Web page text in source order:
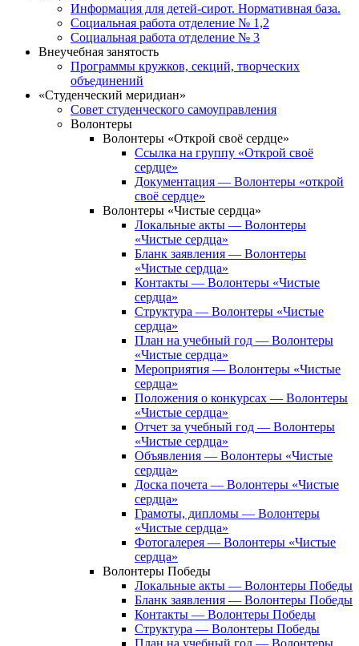
Информация для детей-сирот. Нормативная база.
Социальная работа отделение № 1,2
Социальная работа отделение № 3
Внеучебная занятость
Программы кружков, секций, творческих
объединений
«Студенческий меридиан»
Совет студенческого самоуправления
Волонтеры
Волонтеры «Открой своё сердце»
Ссылка на группу «Открой своё
сердце»
Документация — Волонтеры «открой
своё сердце»
Волонтеры «Чистые сердца»
Локальные акты — Волонтеры
«Чистые сердца»
Бланк заявления — Волонтеры
«Чистые сердца»
Контакты — Волонтеры «Чистые
сердца»
Структура — Волонтеры «Чистые
сердца»
План на учебный год — Волонтеры
«Чистые сердца»
Мероприятия — Волонтеры «Чистые
сердца»
Положения о конкурсах — Волонтеры
«Чистые сердца»
Отчет за учебный год — Волонтеры
«Чистые сердца»
Объявления — Волонтеры «Чистые
сердца»
Доска почета — Волонтеры «Чистые
сердца»
Грамоты, дипломы — Волонтеры
«Чистые сердца»
Фотогалерея — Волонтеры «Чистые
сердца»
Волонтеры Победы
Локальные акты — Волонтеры Победы
Бланк заявления — Волонтеры Победы
Контакты — Волонтеры Победы
Структура — Волонтеры Победы
План на учебный год — Волонтеры